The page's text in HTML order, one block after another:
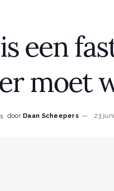
een
moet
door Daan Scheepers 23